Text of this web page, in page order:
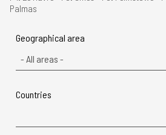
Palmas
Geographical area
Countries